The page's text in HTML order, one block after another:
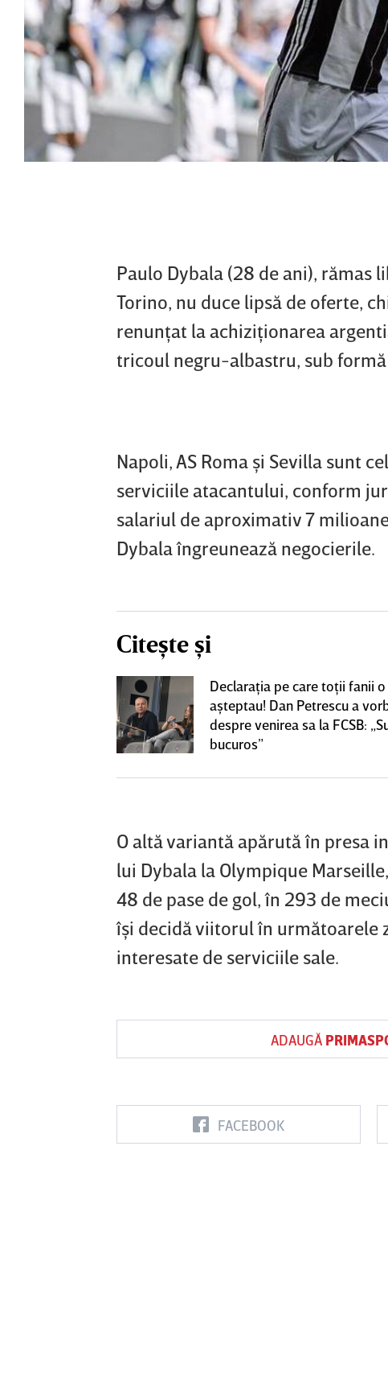
Paulo Dybala (28 de ani), rămas
Torino, nu duce lipsă de oferte,
renunţat la achiziţionarea
tricoul negru-albastru, sub
Napoli, AS Roma şi Sevilla sunt
serviciile atacantului, conform
salariul de aproximativ 7
Dybala îngreunează negocierile.
Citește și
Declaraţia pe care toţii fanii o
aşteptau! Dan Petrescu a
despre venirea sa la FCSB:
bucuros”
O altă variantă apărută în presa
lui Dybala la Olympique
48 de pase de gol, în 293 de
îşi decidă viitorul în următoarele
interesate de serviciile sale.
ADAUGĂ
FACEBOOK